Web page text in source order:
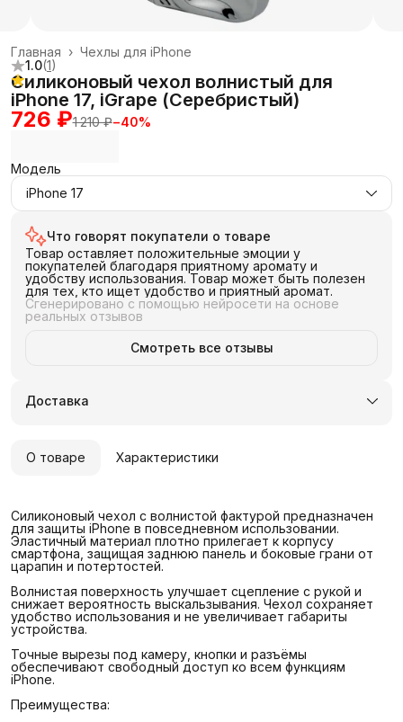
Чехлы для iPhone
Главная ›
1.0(1)
Силиконовый чехол волнистый для
iPhone 17, iGrape (Серебристый)
726 ₽1 210 ₽−40%
Модель
iPhone 17
Что говорят покупатели о товаре
Товар оставляет положительные эмоции у
покупателей благодаря приятному аромату и
удобству использования. Товар может быть полезен
для тех, кто ищет удобство и приятный аромат.
Сгенерировано с помощью нейросети на основе
реальных отзывов
Смотреть все отзывы
Доставка
О товаре Характеристики
Силиконовый чехол с волнистой фактурой предназначен
для защиты iPhone в повседневном использовании.
Эластичный материал плотно прилегает к корпусу
смартфона, защищая заднюю панель и боковые грани от
царапин и потертостей.
Волнистая поверхность улучшает сцепление с рукой и
снижает вероятность выскальзывания. Чехол сохраняет
удобство использования и не увеличивает габариты
устройства.
Точные вырезы под камеру, кнопки и разъёмы
обеспечивают свободный доступ ко всем функциям
iPhone.
Преимущества: